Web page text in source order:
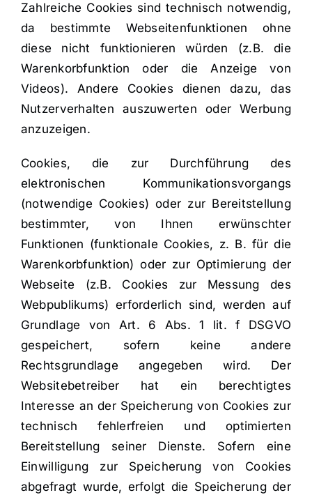
Zahlreiche Cookies sind technisch notwendig,
da bestimmte Webseitenfunktionen ohne
diese nicht funktionieren würden (z.B. die
Warenkorbfunktion oder die Anzeige von
Videos). Andere Cookies dienen dazu, das
Nutzerverhalten auszuwerten oder Werbung
anzuzeigen.
Cookies, die zur Durchführung des
elektronischen Kommunikationsvorgangs
(notwendige Cookies) oder zur Bereitstellung
bestimmter, von Ihnen erwünschter
Funktionen (funktionale Cookies, z. B. für die
Warenkorbfunktion) oder zur Optimierung der
Webseite (z.B. Cookies zur Messung des
Webpublikums) erforderlich sind, werden auf
Grundlage von Art. 6 Abs. 1 lit. f DSGVO
gespeichert, sofern keine andere
Rechtsgrundlage angegeben wird. Der
Websitebetreiber hat ein berechtigtes
Interesse an der Speicherung von Cookies zur
technisch fehlerfreien und optimierten
Bereitstellung seiner Dienste. Sofern eine
Einwilligung zur Speicherung von Cookies
abgefragt wurde, erfolgt die Speicherung der